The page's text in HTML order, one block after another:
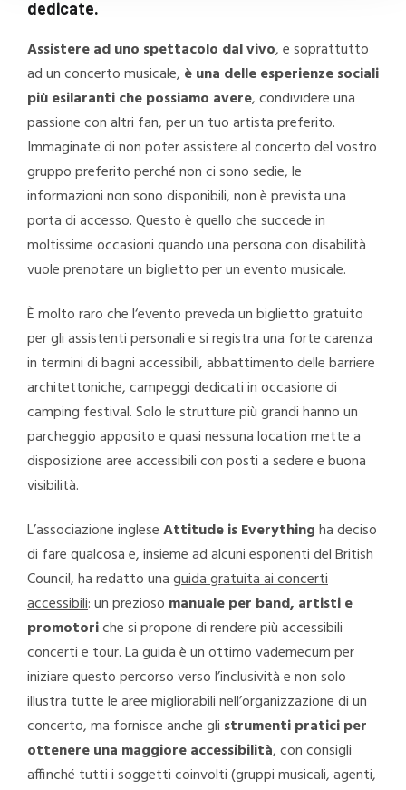
dedicate.
Assistere ad uno spettacolo dal vivo, e soprattutto
ad un concerto musicale, è una delle esperienze sociali
più esilaranti che possiamo avere, condividere una
passione con altri fan, per un tuo artista preferito.
Immaginate di non poter assistere al concerto del vostro
gruppo preferito perché non ci sono sedie, le
informazioni non sono disponibili, non è prevista una
porta di accesso. Questo è quello che succede in
moltissime occasioni quando una persona con disabilità
vuole prenotare un biglietto per un evento musicale.
È molto raro che l‘evento preveda un biglietto gratuito
per gli assistenti personali e si registra una forte carenza
in termini di bagni accessibili, abbattimento delle barriere
architettoniche, campeggi dedicati in occasione di
camping festival. Solo le strutture più grandi hanno un
parcheggio apposito e quasi nessuna location mette a
disposizione aree accessibili con posti a sedere e buona
visibilità.
L’associazione ingleseAttitude is Everythingha deciso
di fare qualcosa e, insieme ad alcuni esponenti del British
Council, ha redatto unaguida gratuita ai concerti
accessibili: un prezioso manuale per band, artisti e
promotoriche si propone di rendere più accessibili
concerti e tour. La guida è un ottimo vademecum per
iniziare questo percorso verso l’inclusività e non solo
illustra tutte le aree migliorabili nell’organizzazione di un
concerto, ma fornisce anche gli strumenti pratici per
ottenere una maggiore accessibilità, con consigli
affinché tutti i soggetti coinvolti (gruppi musicali, agenti,